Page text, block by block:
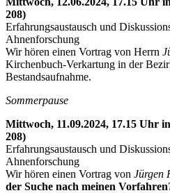
208)
Erfahrungsaustausch und
Ahnenforschung
Wir hören einen Vortrag von Herrn
Kirchenbuch-Verkartung in der
Bestandsaufnahme.
Sommerpause
Mittwoch, 11.09.2024, 17.15 Uhr
208)
Erfahrungsaustausch und
Ahnenforschung
Wir hören einen Vortrag von Jürgen
der Suche nach meinen